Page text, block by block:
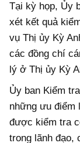
Tại kỳ họp, Ủy
xét kết quả
vụ Thị ủy Kỳ
các đồng chí
lý ở Thị ủy Kỳ
Ủy ban Kiểm
những ưu điểm
được kiểm tra
trong lãnh đạo,